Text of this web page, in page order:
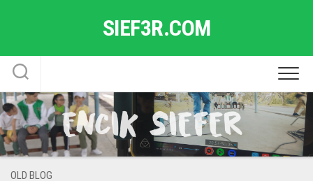
SIEF3R.COM
OLD BLOG